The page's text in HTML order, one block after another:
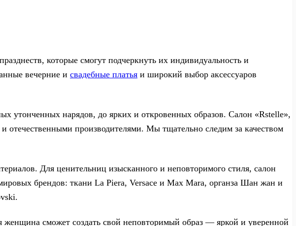
которые смогут подчеркнуть их индивидуальность и
вечерние и свадебные платья и широкий выбор аксессуаров
утонченных нарядов, до ярких и откровенных образов. Салон «Rstelle»,
производителями. Мы тщательно следим за качеством
Для ценительниц изысканного и неповторимого стиля, салон
брендов: ткани La Piera, Versace и Max Mara, органза Шан жан и
женщина сможет создать свой неповторимый образ — яркой и уверенной